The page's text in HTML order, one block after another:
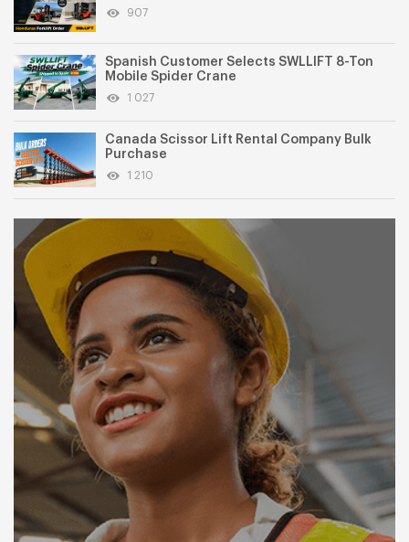
907
Spanish Customer Selects SWLLIFT 8-Ton
Mobile Spider Crane
1 027
Canada Scissor Lift Rental Company Bulk
Purchase
1 210